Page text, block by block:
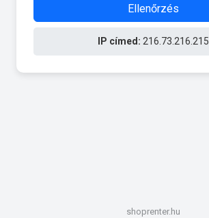
Ellenőrzés
IP címed: 216.73.216.215
shoprenter.hu